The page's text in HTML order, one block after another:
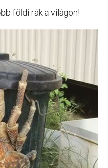
földi rák a világon!